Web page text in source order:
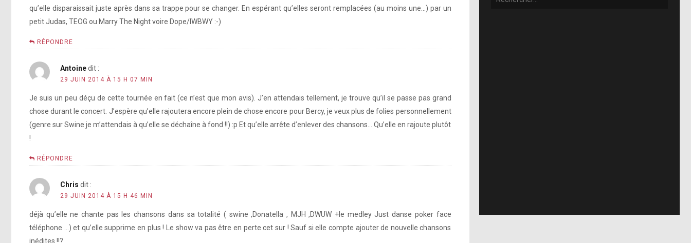
qu’elle disparaissait juste après dans sa trappe pour se changer. En espérant qu’elles seront remplacées (au moins une…) par un
petit Judas, TEOG ou Marry The Night voire Dope/IWBWY :-)
RÉPONDRE
Antoinedit :
29 JUIN 2014 À 15 H 07 MIN
Je suis un peu déçu de cette tournée en fait (ce n’est que mon avis). J’en attendais tellement, je trouve qu’il se passe pas grand
chose durant le concert. J’espère qu’elle rajoutera encore plein de chose encore pour Bercy, je veux plus de folies personnellement
(genre sur Swine je m’attendais à qu’elle se déchaîne à fond !!) :p Et qu’elle arrête d’enlever des chansons… Qu’elle en rajoute plutôt
!
RÉPONDRE
Chris dit :
29 JUIN 2014 À 15 H 46 MIN
déjà qu’elle ne chante pas les chansons dans sa totalité ( swine ,Donatella , MJH ,DWUW +le medley Just danse poker face
téléphone …) et qu’elle supprime en plus ! Le show va pas être en perte cet sur ! Sauf si elle compte ajouter de nouvelle chansons
inédites !!?